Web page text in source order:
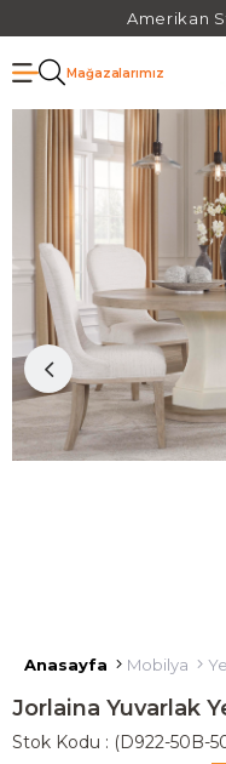
Amerikan
Mağazalarımız
Anasayfa Mobilya
Jorlaina Yuvarlak
Stok Kodu (D922-50B-